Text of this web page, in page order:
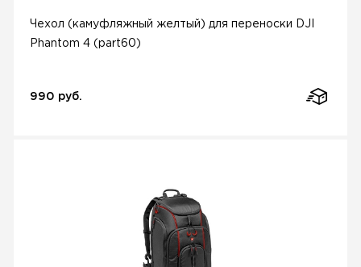
Чехол (камуфляжный желтый) для переноски DJI
Phantom 4 (part60)
990 руб.